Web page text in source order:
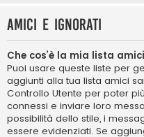
Amici e ignorati
Che cos’è la mia lista
Puoi usare queste liste per
aggiunti alla tua lista amici
Controllo Utente per poter
connessi e inviare loro
possibilità dello stile, i
essere evidenziati. Se